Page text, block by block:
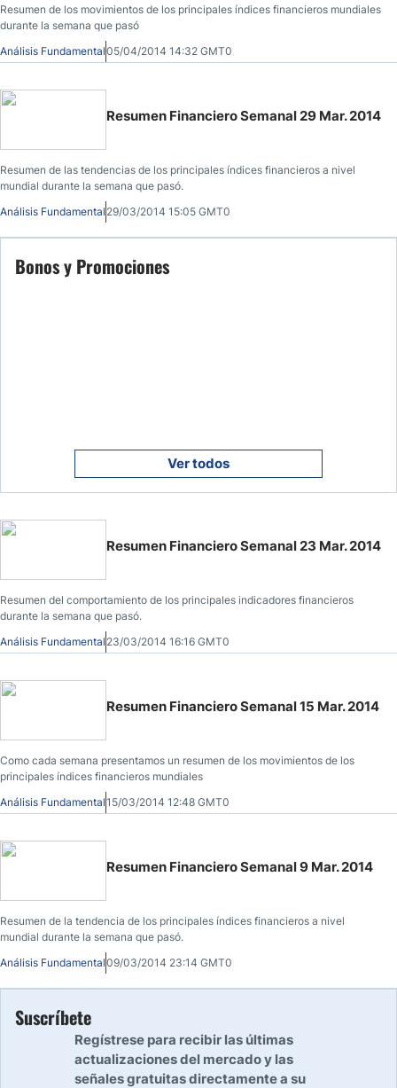
Resumen de los movimientos de los principales índices financieros mundiales
durante la semana que pasó
Análisis Fundamental05/04/2014 14:32 GMT0
Resumen Financiero Semanal 29 Mar. 2014
Resumen de las tendencias de los principales índices financieros a nivel
mundial durante la semana que pasó.
Análisis Fundamental 29/03/2014 15:05 GMT0
Bonos y Promociones
Ver todos
Resumen Financiero Semanal 23 Mar. 2014
Resumen del comportamiento de los principales indicadores financieros
durante la semana que pasó.
Análisis Fundamental 23/03/2014 16:16 GMT0
Resumen Financiero Semanal 15 Mar. 2014
Como cada semana presentamos un resumen de los movimientos de los
principales índices financieros mundiales
Análisis Fundamental15/03/2014 12:48 GMT0
Resumen Financiero Semanal 9 Mar. 2014
Resumen de la tendencia de los principales índices financieros a nivel
mundial durante la semana que pasó.
Análisis Fundamental09/03/2014 23:14 GMT0
Suscríbete
Regístrese para recibir las últimas
actualizaciones del mercado y las
señales gratuitas directamente a su